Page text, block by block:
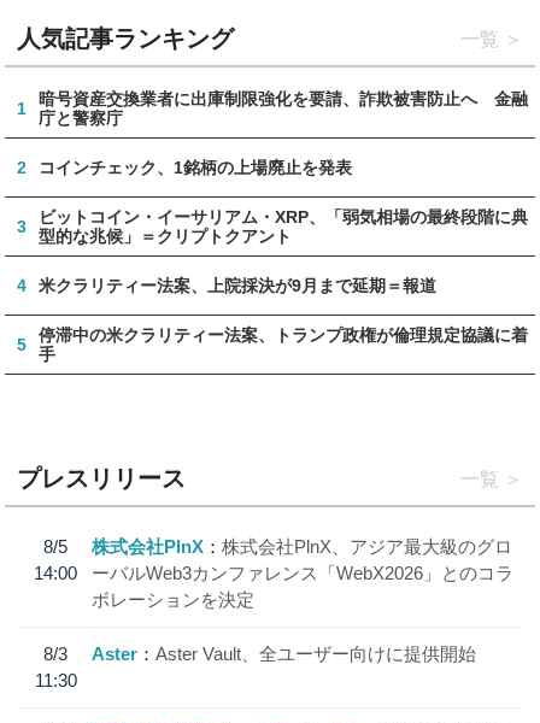
人気記事ランキング 一覧
1
暗号資産交換業者に出庫制限強化を要請、詐欺被害防止へ 金融
庁と警察庁
2 コインチェック、1銘柄の上場廃止を発表
3
ビットコイン・イーサリアム・XRP、「弱気相場の最終段階に典
型的な兆候」＝クリプトクアント
4 米クラリティー法案、上院採決が9月まで延期＝報道
5
停滞中の米クラリティー法案、トランプ政権が倫理規定協議に着
手
プレスリリース 一覧
8/5
14:00
株式会社PlnX
株式会社PlnX、アジア最大級のグロ
ーバルWeb3カンファレンス「WebX2026」とのコラ
ボレーションを決定
8/3
11:30
Aster Aster Vault、全ユーザー向けに提供開始